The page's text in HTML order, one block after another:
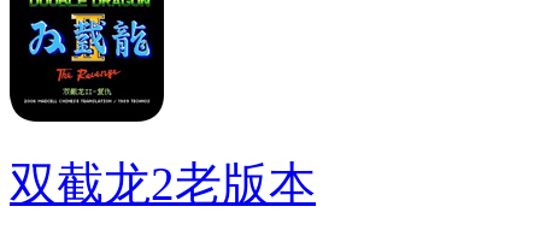
双截龙2老版本